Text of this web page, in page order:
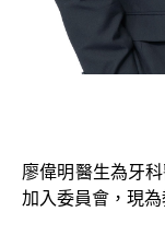
廖偉明醫生為牙
加入委員會，現